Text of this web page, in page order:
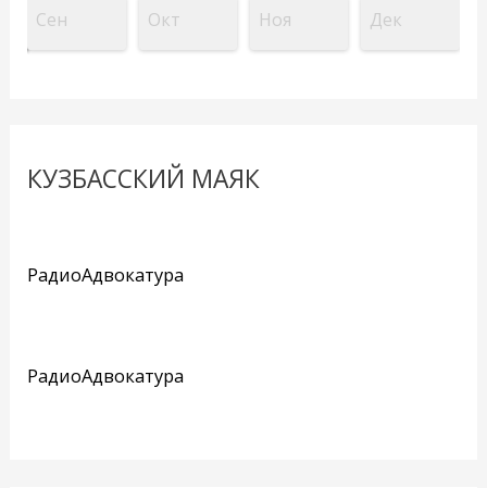
Сен Окт Ноя Дек
КУЗБАССКИЙ МАЯК
РадиоАдвокатура
РадиоАдвокатура